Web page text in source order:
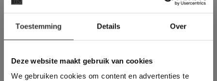
Toestemming Details Over
Deze website maakt gebruik van cookies
We gebruiken cookies om content en advertenties te
Binnen 24 uur een passende offerte
Meer dan 500 m2 showroom
Deze website maakt
gebruik van cookies.
This Cookie Banner was deleted and is no
longer working. Please contact the website
administrator.